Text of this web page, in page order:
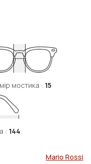
мостика : 15
: 144
Mario Rossi